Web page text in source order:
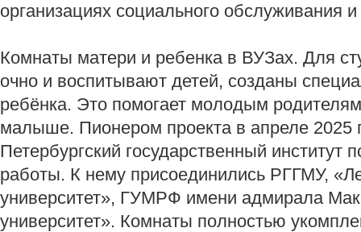
организациях социального обслуживания
Комнаты матери и ребенка в ВУЗах. Для
очно и воспитывают детей, созданы
ребёнка. Это помогает молодым
малыше. Пионером проекта в апреле 2025
Петербургский государственный институт
работы. К нему присоединились РГГМУ,
университет», ГУМРФ имени адмирала
университет». Комнаты полностью